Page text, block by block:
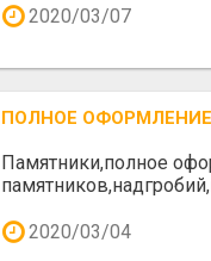
2020/03/07
ПОЛНОЕ
Памятники,полное
2020/03/04